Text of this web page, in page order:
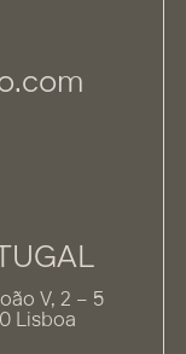
V, 2 – 5
Lisboa